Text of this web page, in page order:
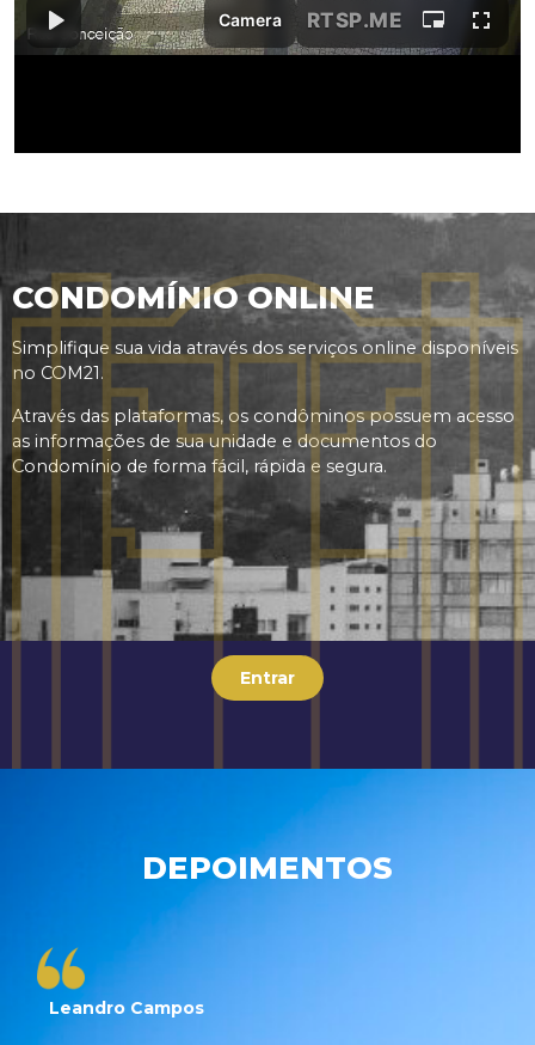
CONDOMÍNIO ONLINE
Simplifique sua vida através dos serviços online disponíveis
no COM21.
Através das plataformas, os condôminos possuem acesso
as informações de sua unidade e documentos do
Condomínio de forma fácil, rápida e segura.
Entrar
DEPOIMENTOS
Leandro Campos